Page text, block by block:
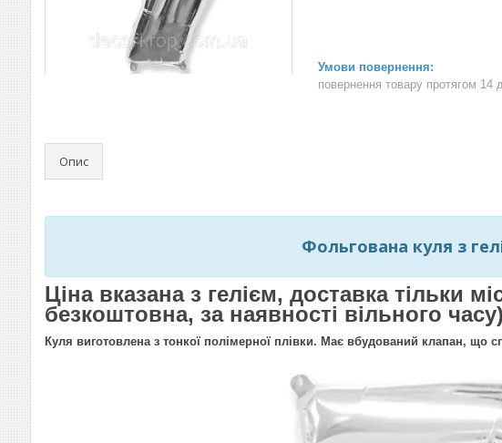
повернення товару протягом 14
Опис
Фольгована куля з
Ціна вказана з гелієм, доставка тільки
безкоштовна, за наявності вільного часу)
Куля виготовлена з тонкої полімерної плівки. Має вбудований клапан, що